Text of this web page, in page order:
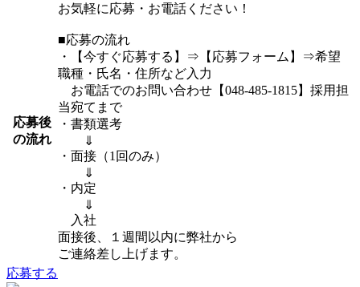
応募後
の流れ
お気軽に応募・お電話ください！
■応募の流れ
・【今すぐ応募する】⇒【応募フォーム】⇒希望
職種・氏名・住所など入力
お電話でのお問い合わせ【048-485-1815】採用担
当宛てまで
・書類選考
⇓
・面接（1回のみ）
⇓
・内定
⇓
入社
面接後、１週間以内に弊社から
ご連絡差し上げます。
応募する